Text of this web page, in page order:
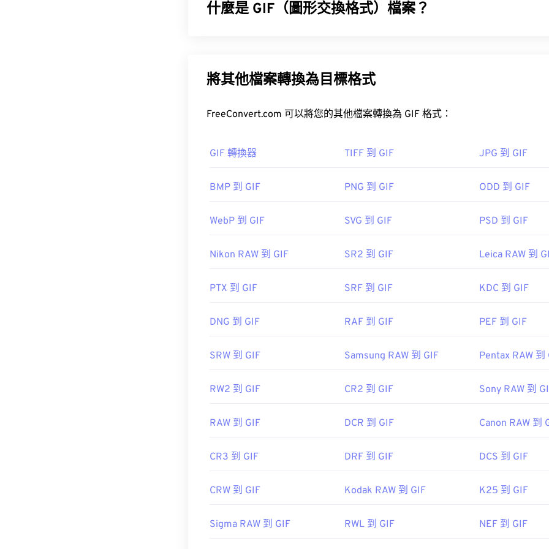
什麼是 GIF（圖形交換格式）檔案？
GIF 最常見的用途是以動畫形式出現在廣告、社群媒體上的情緒回覆和表情符
如何開啟 GIF 檔案？
幾乎所有網頁瀏覽器都支援 GIF，這使其比其他圖像格式（例如 PNG）更具優勢
Adobe Photoshop
utm_source=bing&utm_medium=cpc&utm_term=
target="_blank">NXT Pro
將其他檔案轉換為目標格式
FreeConvert.com 可以將您的其他檔案轉換為 GIF 格式：
GIF 轉換器 TIFF 到 GIF JPG 到 GIF
BMP 到 GIF PNG 到 GIF ODD 到 GIF
WebP 到 GIF SVG 到 GIF PSD 到 GIF
Nikon RAW 到 GIF SR2 到 GIF Leica RAW 到
PTX 到 GIF SRF 到 GIF KDC 到 GIF
DNG 到 GIF RAF 到 GIF PEF 到 GIF
SRW 到 GIF Samsung RAW 到 GIF Pentax RAW 到
RW2 到 GIF CR2 到 GIF Sony RAW 到
RAW 到 GIF DCR 到 GIF Canon RAW 到
CR3 到 GIF DRF 到 GIF DCS 到 GIF
CRW 到 GIF Kodak RAW 到 GIF K25 到 GIF
Sigma RAW 到 GIF RWL 到 GIF NEF 到 GIF